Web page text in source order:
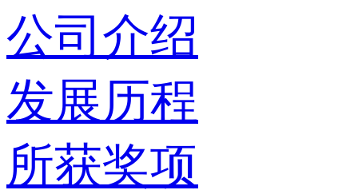
公司介绍
发展历程
所获奖项